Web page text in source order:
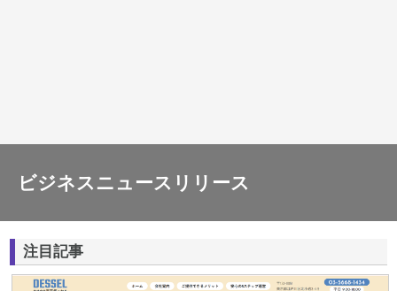
ビジネスニュースリリース
注目記事